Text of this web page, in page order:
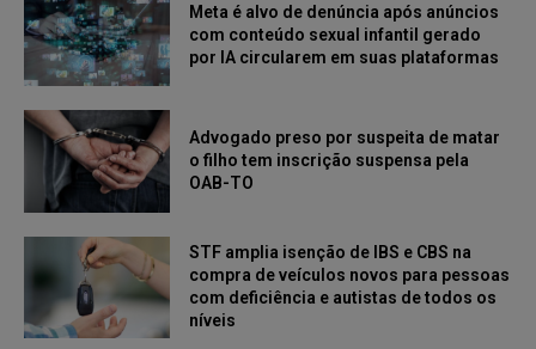
Meta é alvo de denúncia após anúncios
com conteúdo sexual infantil gerado
por IA circularem em suas plataformas
Advogado preso por suspeita de matar
o filho tem inscrição suspensa pela
OAB-TO
STF amplia isenção de IBS e CBS na
compra de veículos novos para pessoas
com deficiência e autistas de todos os
níveis